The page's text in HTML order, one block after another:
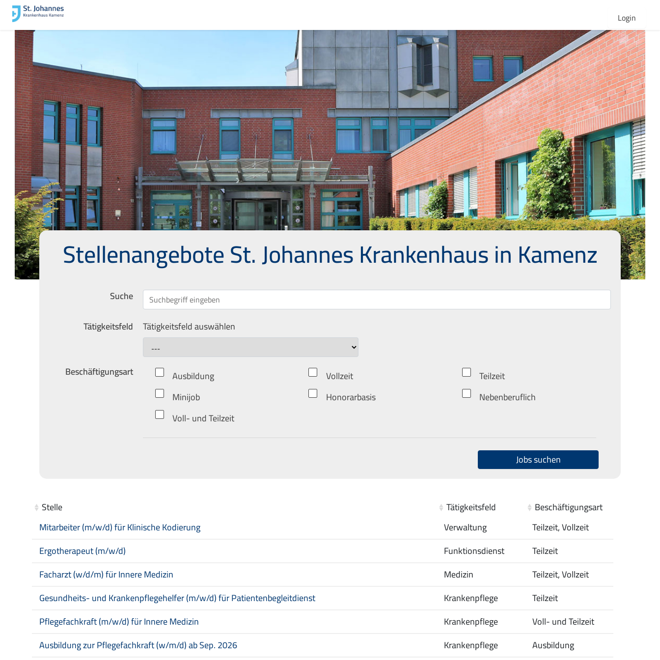
Login
Stellenangebote im St. Johannes Krankenhaus Kamenz
Stellenangebote St. Johannes Krankenhaus in Kamenz
Suche
Jobs suchen
Tätigkeitsfeld
Tätigkeitsfeld auswählen
Beschäftigungsart Ausbildung Vollzeit
Teilzeit
Minijob
Honorarbasis
Nebenberuflich
Voll- und Teilzeit
Jobs suchen
Stelle Tätigkeitsfeld Beschäftigungsart
Stelle Tätigkeitsfeld
Beschäftigungsart
Mitarbeiter (m/w/d) für Klinische Kodierung
Verwaltung
Teilzeit, Vollzeit
Ergotherapeut (m/w/d)
Funktionsdienst
Teilzeit
Facharzt (w/d/m) für Innere Medizin
Medizin
Teilzeit, Vollzeit
Gesundheits- und Krankenpflegehelfer (m/w/d) für Patientenbegleitdienst
Krankenpflege
Teilzeit
Pflegefachkraft (m/w/d) für Innere Medizin
Krankenpflege
Voll- und Teilzeit
Ausbildung zur Pflegefachkraft (w/m/d) ab Sep. 2026
Krankenpflege
Ausbildung